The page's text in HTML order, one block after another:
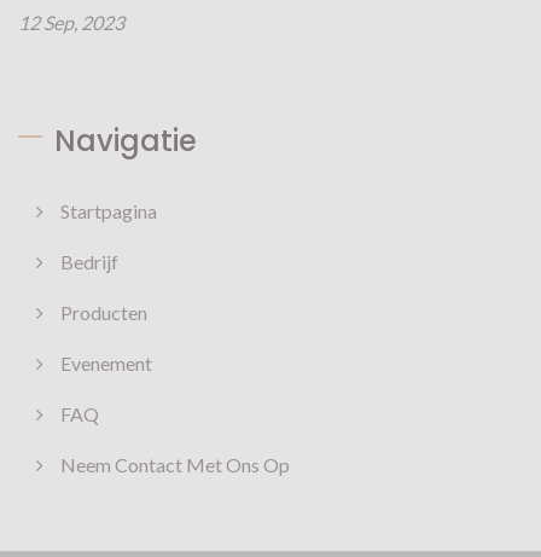
12 Sep, 2023
Navigatie
Startpagina
Bedrijf
Producten
Evenement
FAQ
Neem Contact Met Ons Op